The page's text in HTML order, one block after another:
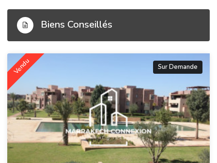
Biens Conseillés
Vendu Sur Demande